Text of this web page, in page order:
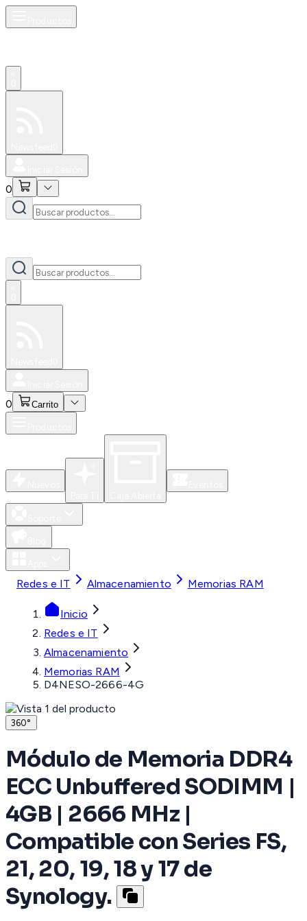
0
0 Carrito
Redes e IT Almacenamiento Memorias RAM
Inicio
Redes e IT
Almacenamiento
Memorias RAM
D4NESO-2666-4G
360°
Módulo de Memoria DDR4
ECC Unbuffered SODIMM |
4GB | 2666 MHz |
Compatible con Series FS,
21, 20, 19, 18 y 17 de
Synology.